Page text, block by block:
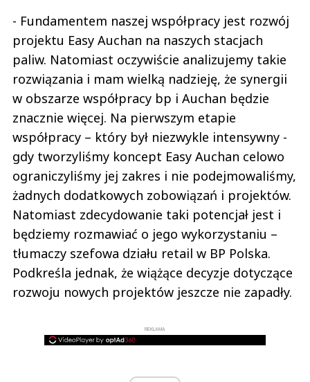
- Fundamentem naszej współpracy jest rozwój
projektu Easy Auchan na naszych stacjach
paliw. Natomiast oczywiście analizujemy takie
rozwiązania i mam wielką nadzieję, że synergii
w obszarze współpracy bp i Auchan będzie
znacznie więcej. Na pierwszym etapie
współpracy – który był niezwykle intensywny -
gdy tworzyliśmy koncept Easy Auchan celowo
ograniczyliśmy jej zakres i nie podejmowaliśmy,
żadnych dodatkowych zobowiązań i projektów.
Natomiast zdecydowanie taki potencjał jest i
będziemy rozmawiać o jego wykorzystaniu –
tłumaczy szefowa działu retail w BP Polska.
Podkreśla jednak, że wiążące decyzje dotyczące
rozwoju nowych projektów jeszcze nie zapadły.
REKLAMA